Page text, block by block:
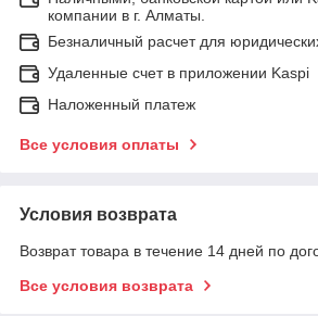
компании в г. Алматы.
Безналичный расчет для
Удаленные счет в приложении Kaspi
Наложенный платеж
Все условия оплаты
Условия возврата
Возврат товара в течение 14 дней по
Все условия возврата